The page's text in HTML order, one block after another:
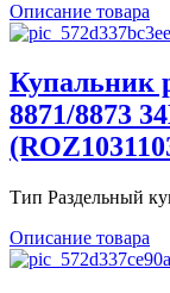
Описание товара
Купальник
8871/8873
Тип Раздельный
Описание товара